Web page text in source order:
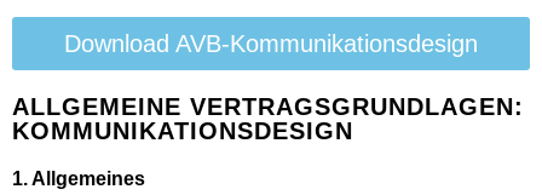
Download AVB-Kommunikationsdesign
ALLGEMEINE VERTRAGSGRUNDLAGEN:
KOMMUNIKATIONSDESIGN
1. Allgemeines